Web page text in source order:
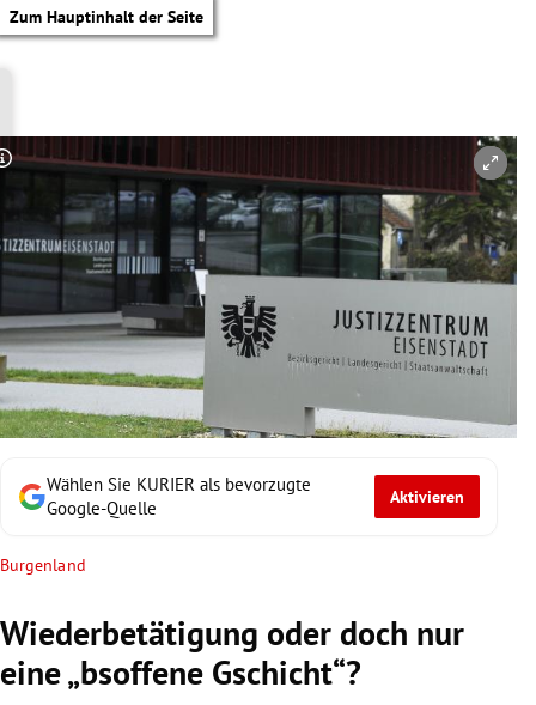
Zum Hauptinhalt der Seite
Untermenü
Untermenü
Untermenü
Untermenü
Wählen Sie KURIER als bevorzugte
Google-Quelle
Aktivieren
Burgenland
Wiederbetätigung oder doch nur
eine „bsoffene Gschicht“?
Copyright-Hinweis öffnen/schließen